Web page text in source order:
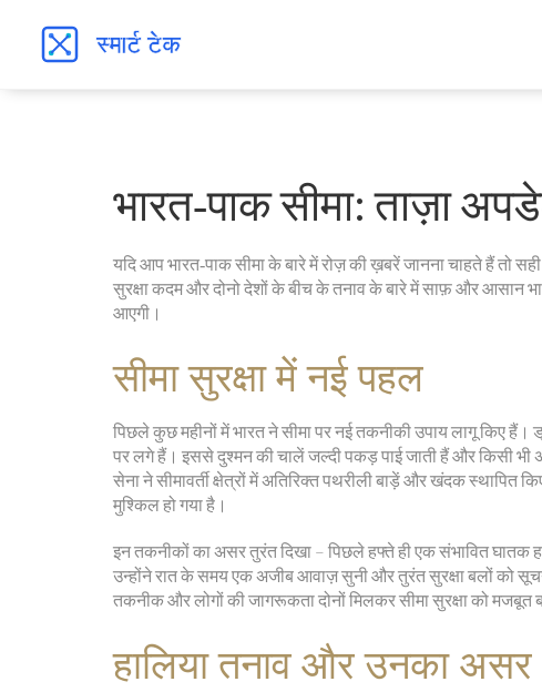
भारत‑पाक सीमा: ताज़ा
यदि आप भारत‑पाक सीमा के बारे में रोज़ की ख़बरें जानना चाहते हैं तो
सुरक्षा कदम और दोनो देशों के बीच के तनाव के बारे में साफ़ और आसान
आएगी।
सीमा सुरक्षा में नई पहल
पिछले कुछ महीनों में भारत ने सीमा पर नई तकनीकी उपाय लागू किए
पर लगे हैं। इससे दुश्मन की चालें जल्दी पकड़ पाई जाती हैं और किसी भी
सेना ने सीमावर्ती क्षेत्रों में अतिरिक्त पथरीली बाड़ें और खंदक स्थापित
मुश्किल हो गया है।
इन तकनीकों का असर तुरंत दिखा – पिछले हफ्ते ही एक संभावित घातक
उन्होंने रात के समय एक अजीब आवाज़ सुनी और तुरंत सुरक्षा बलों को
तकनीक और लोगों की जागरूकता दोनों मिलकर सीमा सुरक्षा को मजबूत
हालिया तनाव और उनका असर